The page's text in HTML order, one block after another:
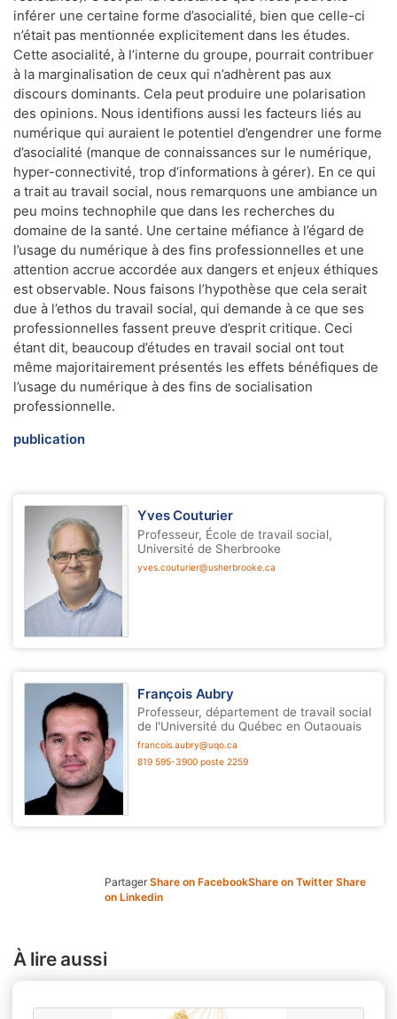
inférer une certaine forme d’asocialité, bien que celle-ci
n’était pas mentionnée explicitement dans les études.
Cette asocialité, à l’interne du groupe, pourrait contribuer
à la marginalisation de ceux qui n’adhèrent pas aux
discours dominants. Cela peut produire une polarisation
des opinions. Nous identifions aussi les facteurs liés au
numérique qui auraient le potentiel d’engendrer une forme
d’asocialité (manque de connaissances sur le numérique,
hyper-connectivité, trop d’informations à gérer). En ce qui
a trait au travail social, nous remarquons une ambiance un
peu moins technophile que dans les recherches du
domaine de la santé. Une certaine méfiance à l’égard de
l’usage du numérique à des fins professionnelles et une
attention accrue accordée aux dangers et enjeux éthiques
est observable. Nous faisons l’hypothèse que cela serait
due à l’ethos du travail social, qui demande à ce que ses
professionnelles fassent preuve d’esprit critique. Ceci
étant dit, beaucoup d’études en travail social ont tout
même majoritairement présentés les effets bénéfiques de
l’usage du numérique à des fins de socialisation
professionnelle.
publication
Yves Couturier
Professeur, École de travail social,
Université de Sherbrooke
yves.couturier@usherbrooke.ca
François Aubry
Professeur, département de travail social
de l'Université du Québec en Outaouais
francois.aubry@uqo.ca
819 595-3900 poste 2259
Partager Share on FacebookShare on Twitter Share
on Linkedin
À lire aussi